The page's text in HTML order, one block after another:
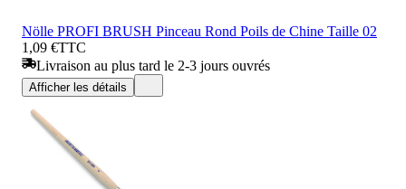
Nölle PROFI BRUSH Pinceau Rond Poils de Chine Taille 02
1,09 €TTC
Livraison au plus tard le 2-3 jours ouvrés
Afficher les détails